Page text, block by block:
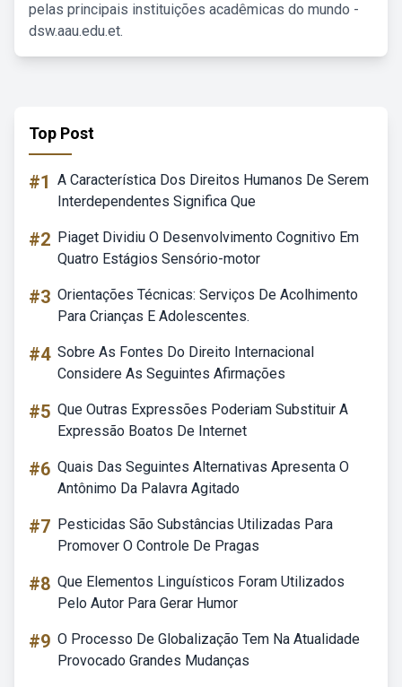
pelas principais instituições acadêmicas do mundo -
dsw.aau.edu.et.
Top Post
#1 A Característica Dos Direitos Humanos De Serem
Interdependentes Significa Que
#2 Piaget Dividiu O Desenvolvimento Cognitivo Em
Quatro Estágios Sensório-motor
#3 Orientações Técnicas: Serviços De Acolhimento
Para Crianças E Adolescentes.
#4 Sobre As Fontes Do Direito Internacional
Considere As Seguintes Afirmações
#5 Que Outras Expressões Poderiam Substituir A
Expressão Boatos De Internet
#6 Quais Das Seguintes Alternativas Apresenta O
Antônimo Da Palavra Agitado
#7 Pesticidas São Substâncias Utilizadas Para
Promover O Controle De Pragas
#8 Que Elementos Linguísticos Foram Utilizados
Pelo Autor Para Gerar Humor
#9 O Processo De Globalização Tem Na Atualidade
Provocado Grandes Mudanças